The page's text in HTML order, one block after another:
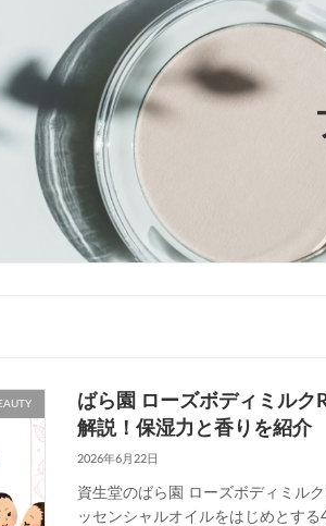
ばら園 ローズボディミルク
解説！保湿力と香りを紹介
2026年6月22日
資生堂のばら園 ローズボディミル
ッセンシャルオイルをはじめとす